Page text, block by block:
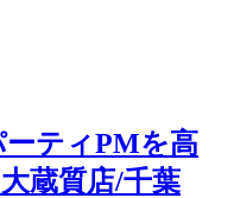
ティPMを高
蔵質店/千葉